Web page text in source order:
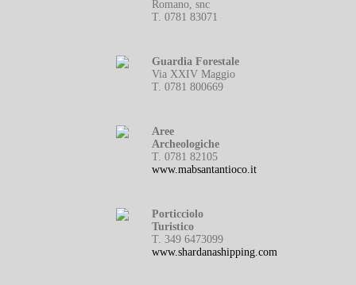
Romano, snc
T. 0781 83071
Guardia Forestale
Via XXIV Maggio
T. 0781 800669
Aree
Archeologiche
T. 0781 82105
www.mabsantantioco.it
Porticciolo
Turistico
T. 349 6473099
www.shardanashipping.com